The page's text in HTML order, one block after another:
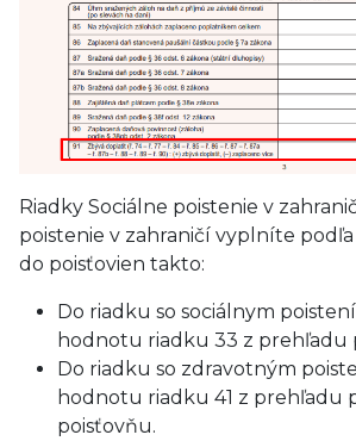
Riadky Sociálne poistenie v
poistenie v zahraničí vyplníte
do poisťovien takto:
Do riadku so sociálnym
hodnotu riadku 33 z prehľadu
Do riadku so zdravotným
hodnotu riadku 41 z prehľadu
poisťovňu.